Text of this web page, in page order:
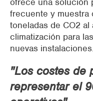
ofrece una solución
frecuente y muestra
toneladas de CO2
climatización para
nuevas instalaciones.
"Los costes de
representar el